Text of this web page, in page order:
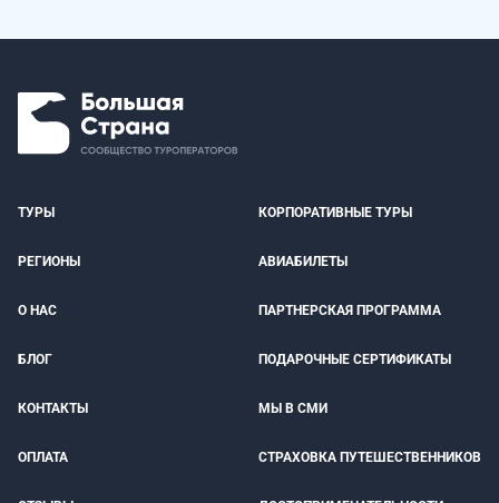
ТУРЫ КОРПОРАТИВНЫЕ ТУРЫ
РЕГИОНЫ АВИАБИЛЕТЫ
О НАС ПАРТНЕРСКАЯ ПРОГРАММА
БЛОГ ПОДАРОЧНЫЕ СЕРТИФИКАТЫ
КОНТАКТЫ МЫ В СМИ
ОПЛАТА СТРАХОВКА ПУТЕШЕСТВЕННИКОВ